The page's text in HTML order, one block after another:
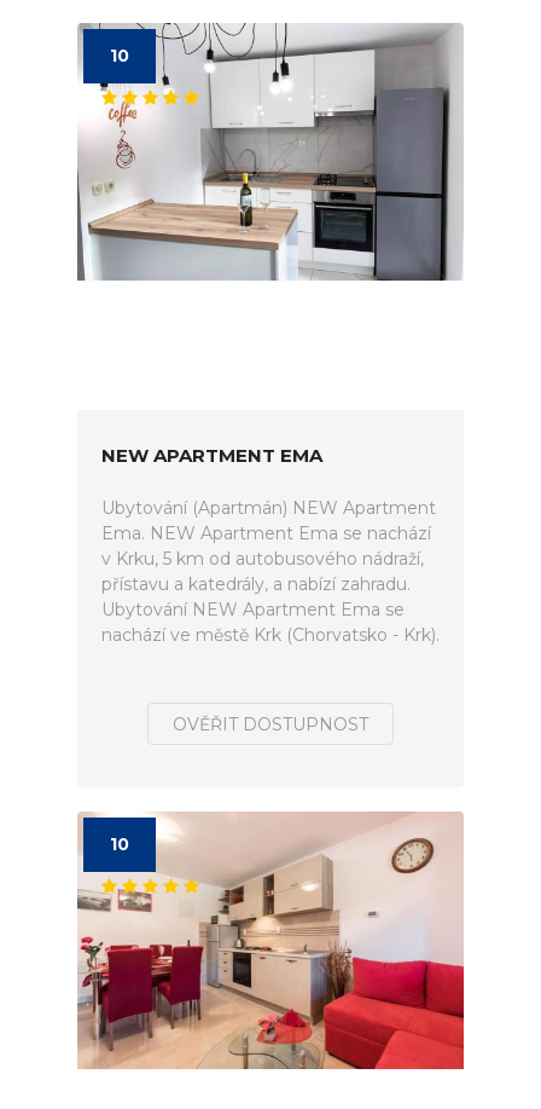
10
NEW APARTMENT EMA
Ubytování (Apartmán) NEW Apartment
Ema. NEW Apartment Ema se nachází
v Krku, 5 km od autobusového nádraží,
přístavu a katedrály, a nabízí zahradu.
Ubytování NEW Apartment Ema se
nachází ve městě Krk (Chorvatsko - Krk).
OVĚŘIT DOSTUPNOST
10